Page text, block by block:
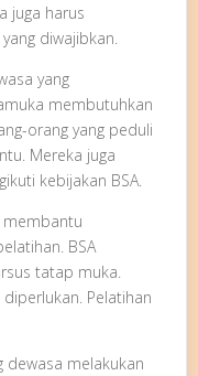
juga harus
diwajibkan.
yang
membutuhkan
orang yang peduli
Mereka juga
kebijakan BSA.
membantu
BSA
tatap muka.
Pelatihan
dewasa melakukan